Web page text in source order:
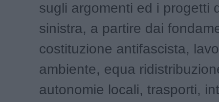
sugli argomenti ed i progetti
sinistra, a partire dai
costituzione antifascista,
ambiente, equa
autonomie locali, trasporti,